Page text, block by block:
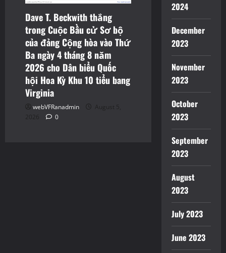
Dave T. Beckwith thắng
trong Cuộc Bầu cử Sơ bộ
của đảng Cộng hòa vào Thứ
Ba ngày 4 tháng 8 năm
2026 cho Dân biểu Quốc
hội Hoa Kỳ Khu 10 tiểu bang
Virginia
webVFRanadmin
August 5,
2026
0
2024
December
2023
November
2023
October
2023
September
2023
August
2023
July 2023
June 2023